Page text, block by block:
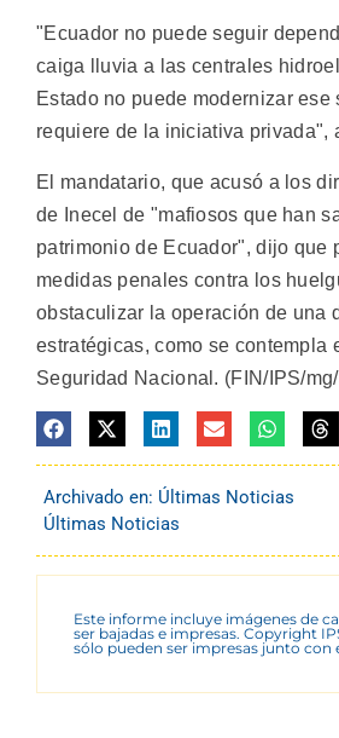
"Ecuador no puede seguir
caiga lluvia a las centrales
Estado no puede modernizar ese
requiere de la iniciativa privada",
El mandatario, que acusó a los
de Inecel de "mafiosos que han
patrimonio de Ecuador", dijo que
medidas penales contra los
obstaculizar la operación de una
estratégicas, como se contempla
Seguridad Nacional. (FIN/IPS/
Archivado en: Últimas Noticias
Últimas Noticias
Este informe incluye imágenes de
ser bajadas e impresas. Copyright
sólo pueden ser impresas junto con